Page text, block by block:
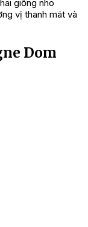
giống nho
vị thanh mát và
Dom